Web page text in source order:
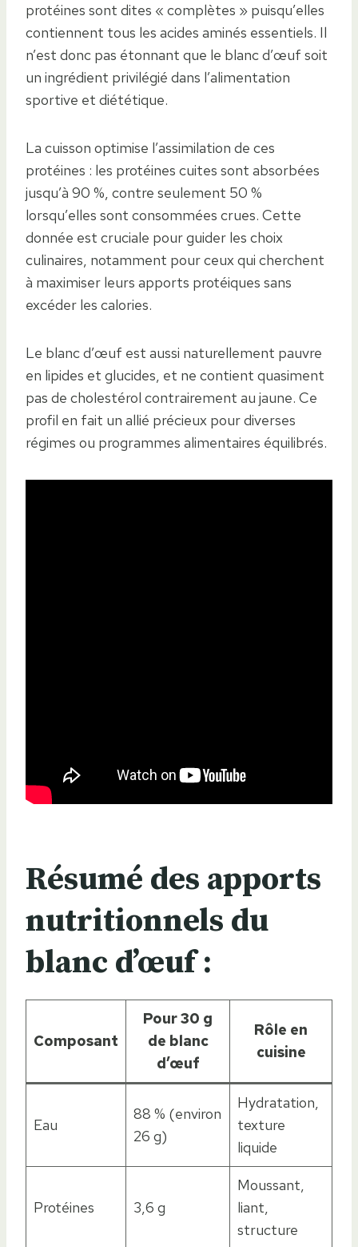
protéines sont dites « complètes » puisqu’elles
contiennent tous les acides aminés essentiels. Il
n’est donc pas étonnant que le blanc d’œuf soit
un ingrédient privilégié dans l’alimentation
sportive et diététique.
La cuisson optimise l’assimilation de ces
protéines : les protéines cuites sont absorbées
jusqu’à 90 %, contre seulement 50 %
lorsqu’elles sont consommées crues. Cette
donnée est cruciale pour guider les choix
culinaires, notamment pour ceux qui cherchent
à maximiser leurs apports protéiques sans
excéder les calories.
Le blanc d’œuf est aussi naturellement pauvre
en lipides et glucides, et ne contient quasiment
pas de cholestérol contrairement au jaune. Ce
profil en fait un allié précieux pour diverses
régimes ou programmes alimentaires équilibrés.
Résumé des apports
nutritionnels du
blanc d’œuf :
Composant
Pour 30 g
de blanc
d’œuf
Rôle en
cuisine
Eau
88 % (environ
26 g)
Hydratation,
texture
liquide
Protéines 3,6 g
Moussant,
liant,
structure